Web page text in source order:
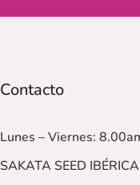
Contacto
Lunes – Viernes:
SAKATA SEED